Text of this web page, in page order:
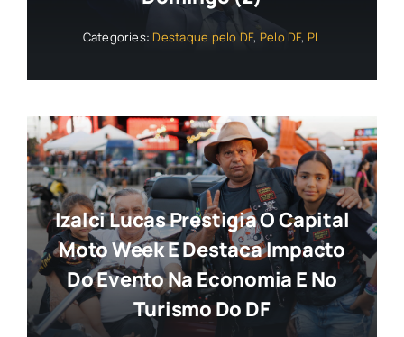
Categories: Destaque pelo DF, Pelo DF, PL
Izalci Lucas Prestigia O Capital
Moto Week E Destaca Impacto
Do Evento Na Economia E No
Turismo Do DF